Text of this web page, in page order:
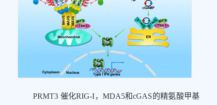
PRMT3 催化RIG-I， MDA5和cGAS的精氨酸甲基